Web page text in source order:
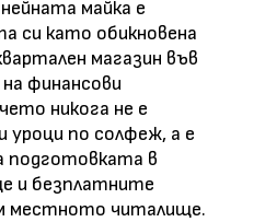
майка е
си като обикновена
магазин във
финансови
никога не е
уроци по солфеж, а е
подготовката в
и безплатните
местното читалище.